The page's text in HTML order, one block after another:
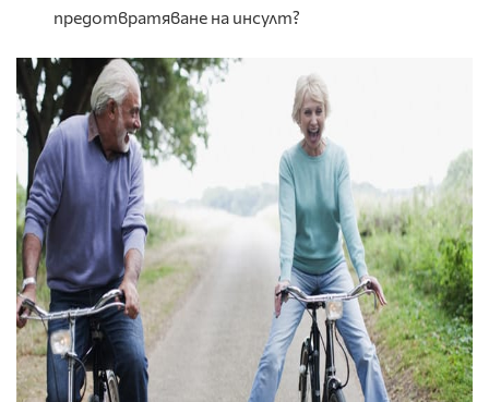
предотвратяване на инсулт?